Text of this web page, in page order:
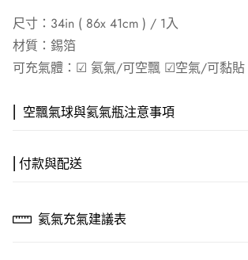
尺寸：34in ( 86x 41cm ) / 1入
材質：錫箔
可充氣體：☑︎ 氦氣/可空飄 ☑︎空氣/可黏貼
⎢ 空飄氣球與氦氣瓶注意事項
【專人服務方案】
🎈專人會場佈置
⎢付款與配送
⎢ 付款方式
氦氣充氣建議表